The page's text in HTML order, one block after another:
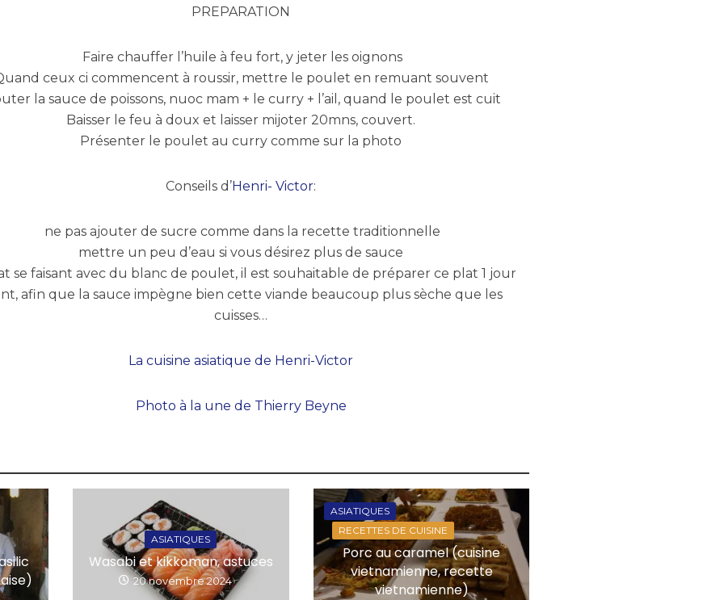
PREPARATION
Faire chauffer l’huile à feu fort, y jeter les oignons
ceux ci commencent à roussir, mettre le poulet en remuant souvent
la sauce de poissons, nuoc mam + le curry + l’ail, quand le poulet est cuit
Baisser le feu à doux et laisser mijoter 20mns, couvert.
Présenter le poulet au curry comme sur la photo
Conseils d’Henri- Victor:
ne pas ajouter de sucre comme dans la recette traditionnelle
mettre un peu d’eau si vous désirez plus de sauce
se faisant avec du blanc de poulet, il est souhaitable de préparer ce plat 1 jour
afin que la sauce impègne bien cette viande beaucoup plus sèche que les
cuisses…
La cuisine asiatique de Henri-Victor
Photo à la une de Thierry Beyne
ASIATIQUES
Wasabi et kikkoman, astuces
20 novembre 2024
ASIATIQUES
RECETTES DE CUISINE
Porc au caramel (cuisine
vietnamienne, recette
vietnamienne)